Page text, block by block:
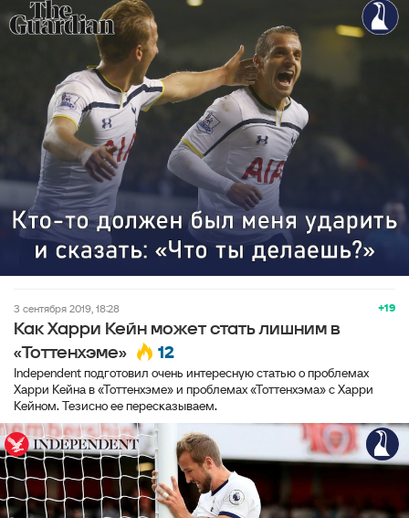
+19
3 сентября 2019, 18:28
Как Харри Кейн может стать лишним в
«Тоттенхэме»
12
Independent подготовил очень интересную статью о проблемах
Харри Кейна в «Тоттенхэме» и проблемах «Тоттенхэма» с Харри
Кейном. Тезисно ее пересказываем.